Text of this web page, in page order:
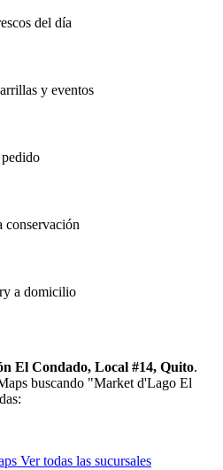
del día
y eventos
conservación
a domicilio
El Condado, Local #14, Quito.
buscando "Market d'Lago El
Ver todas las sucursales
|©colaboradores de OpenStreetMap